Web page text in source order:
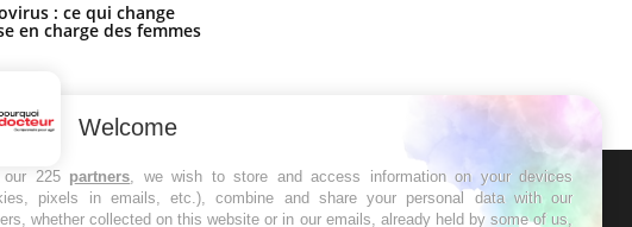
: ce qui change
en charge des femmes
Welcome
our 225 partners, we wish to store and access information on your devices
pixels in emails, etc.), combine and share your personal data with our
whether collected on this website or in our emails, already held by some of us,